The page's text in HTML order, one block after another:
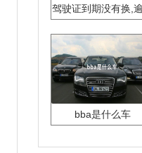
驾驶证到期没有换,
bba是什么车